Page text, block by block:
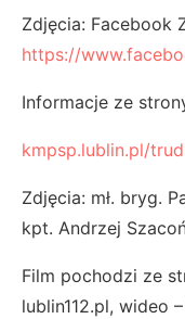
Zdjęcia: Facebook
https://
Informacje ze
kmpsp.lublin.pl/
Zdjęcia: mł. bryg.
kpt. Andrzej
Film pochodzi ze
lublin112.pl, wideo